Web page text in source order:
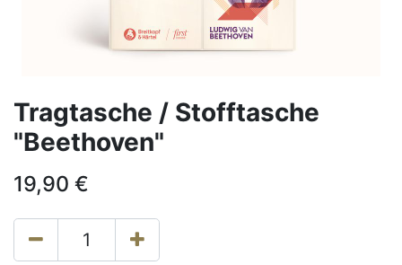
Tragtasche / Stofftasche
"Beethoven"
19,90 €